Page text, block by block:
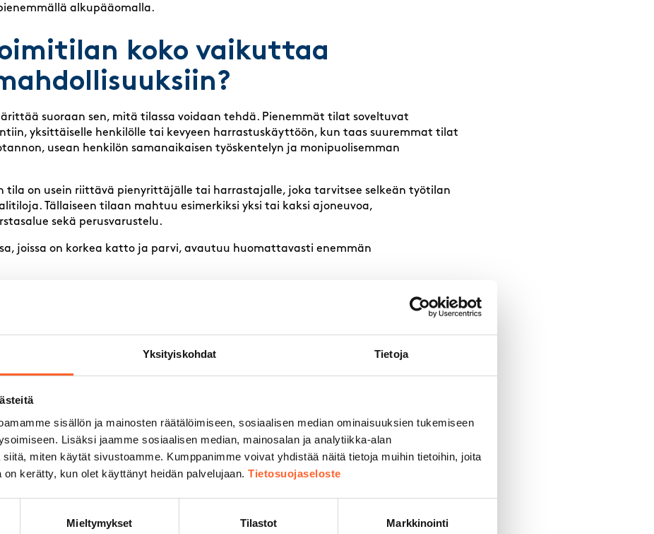
Yksityiskohdat Tietoja
sisällön ja mainosten räätälöimiseen, sosiaalisen median ominaisuuksien tukemiseen
Lisäksi jaamme sosiaalisen median, mainosalan ja analytiikka-alan
miten käytät sivustoamme. Kumppanimme voivat yhdistää näitä tietoja muihin tietoihin, joita
on kerätty, kun olet käyttänyt heidän palvelujaan. Tietosuojaseloste
Mieltymykset Tilastot Markkinointi
alkupääomalla.
koko vaikuttaa
suoraan sen, mitä tilassa voidaan tehdä. Pienemmät tilat soveltuvat
yksittäiselle henkilölle tai kevyeen harrastuskäyttöön, kun taas suuremmat tilat
usean henkilön samanaikaisen työskentelyn ja monipuolisemman
tila on usein riittävä pienyrittäjälle tai harrastajalle, joka tarvitsee selkeän työtilan
Tällaiseen tilaan mahtuu esimerkiksi yksi tai kaksi ajoneuvoa,
sekä perusvarustelu.
joissa on korkea katto ja parvi, avautuu huomattavasti enemmän
erilliseksi toimistoksi tai taukotilaksi
tila voi nopeasti käydä ahtaaksi. Hieman suurempi tila alusta alkaen on usein
käyttää
ja tuottava sijoituskohde, joka tarjoaa säännöllistä vuokratuottoa sekä